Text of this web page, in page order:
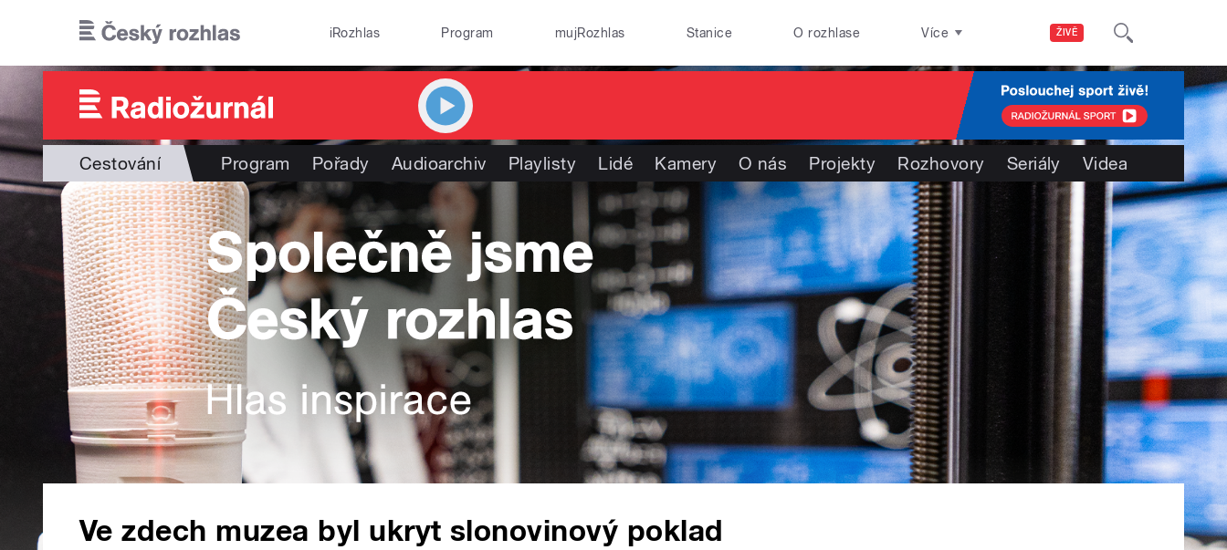
ŽIVĚ
iRozhlas Program mujRozhlas Stanice O rozhlase Více
Cestování Program Pořady Audioarchiv Playlisty Lidé Kamery O nás Projekty Rozhovory Seriály Videa
Ve zdech muzea byl ukryt slonovinový poklad